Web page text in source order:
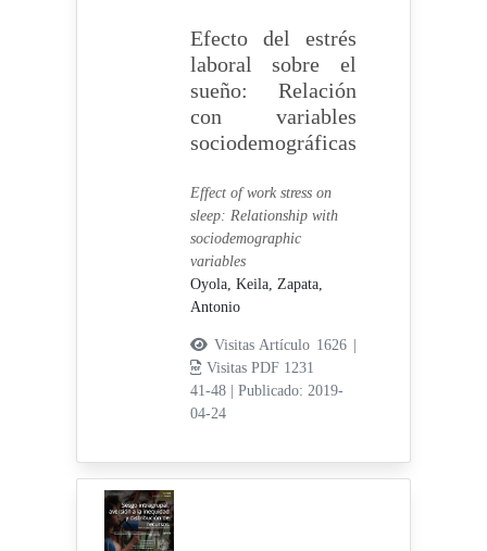
Efecto del estrés
laboral sobre el
sueño: Relación
con variables
sociodemográficas
Effect of work stress on
sleep: Relationship with
sociodemographic
variables
Oyola, Keila, Zapata,
Antonio
Visitas Artículo 1626 |
Visitas PDF 1231
41-48
Publicado: 2019-
04-24